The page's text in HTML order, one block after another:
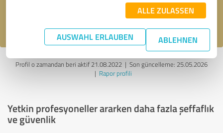
ALLE ZULASSEN
AUSWAHL ERLAUBEN ABLEHNEN
Profil o zamandan beri aktif 21.08.2022 | Son güncelleme: 25.05.2026
| Rapor profili
Yetkin profesyoneller ararken daha fazla şeffaflık
ve güvenlik